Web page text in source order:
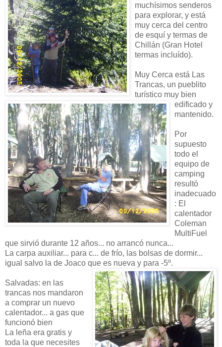
muchísimos senderos
para explorar, y está
muy cerca del centro
de esquí y termas de
Chillán (Gran Hotel
termas incluído).
Muy Cerca está Las
Trancas, un pueblito
turístico muy bien
edificado y
mantenido.
Por
supuesto
todo el
equipo de
camping
resultó
inadecuado
: El
calentador
Coleman
MultiFuel
que sirvió durante 12 años... no arrancó nunca...
La carpa auxiliar... para c... de frío, las bolsas de dormir...
igual salvo la de Joaco que es nueva y para -5º.
Salvadas: en las
trancas nos mandaron
a comprar un nuevo
calentador... a gas que
funcionó bien
La leña era gratis y
toda la que necesites